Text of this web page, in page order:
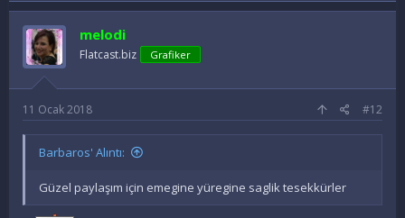
melodi
Flatcast.biz Grafiker
11 Ocak 2018 #12
Barbaros' Alıntı:
Güzel paylaşım için emegine yüregine saglik tesekkürler